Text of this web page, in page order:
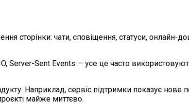
сторінки: чати, сповіщення, статуси, онлайн-
Server-Sent Events — усе це часто
Наприклад, сервіс підтримки показує нове
майже миттєво.